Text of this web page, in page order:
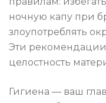
ночную капу при
злоупотреблять
Эти рекомендации
целостность
Гигиена — ваш